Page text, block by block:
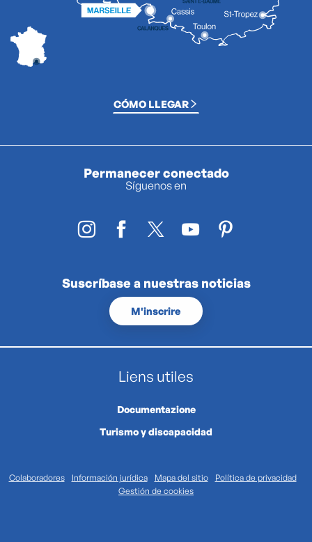
CÓMO LLEGAR
Permanecer conectado
Síguenos en
Suscríbase a nuestras noticias
M'inscrire
Liens utiles
Documentazione
Turismo y discapacidad
Colaboradores Información jurídica Mapa del sitio
Política de privacidad
Gestión de cookies